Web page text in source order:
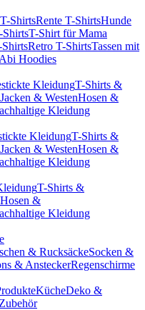
ShirtsRente T-ShirtsHunde
ShirtsT-Shirt für Mama
Retro T-ShirtsTassen mit
Hoodies
KleidungT-Shirts &
Jacken & WestenHosen &
Kleidung
KleidungT-Shirts &
Jacken & WestenHosen &
Kleidung
T-Shirts &
Hosen &
Kleidung
& RucksäckeSocken &
& AnsteckerRegenschirme
KücheDeko &